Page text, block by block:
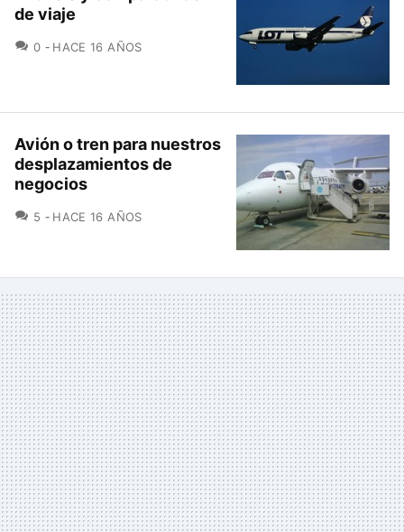
de viaje
0 COMENTARIOS
HACE 16 AÑOS
Avión o tren para nuestros
desplazamientos de
negocios
5 COMENTARIOS
HACE 16 AÑOS